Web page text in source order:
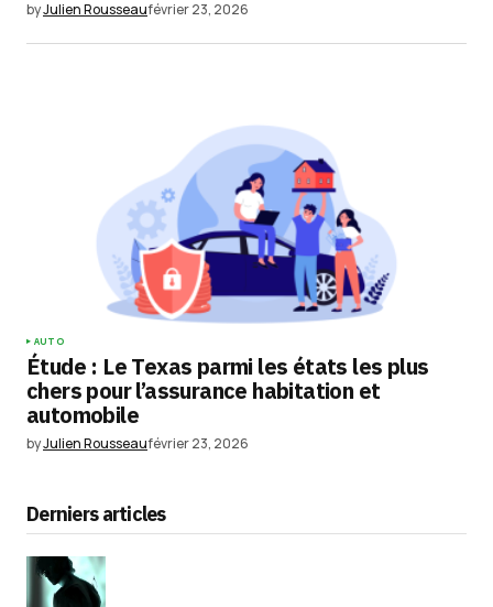
byJulien Rousseaufévrier 23, 2026
AUTO
Étude : Le Texas parmi les états les plus
chers pour l’assurance habitation et
automobile
byJulien Rousseaufévrier 23, 2026
Derniers articles